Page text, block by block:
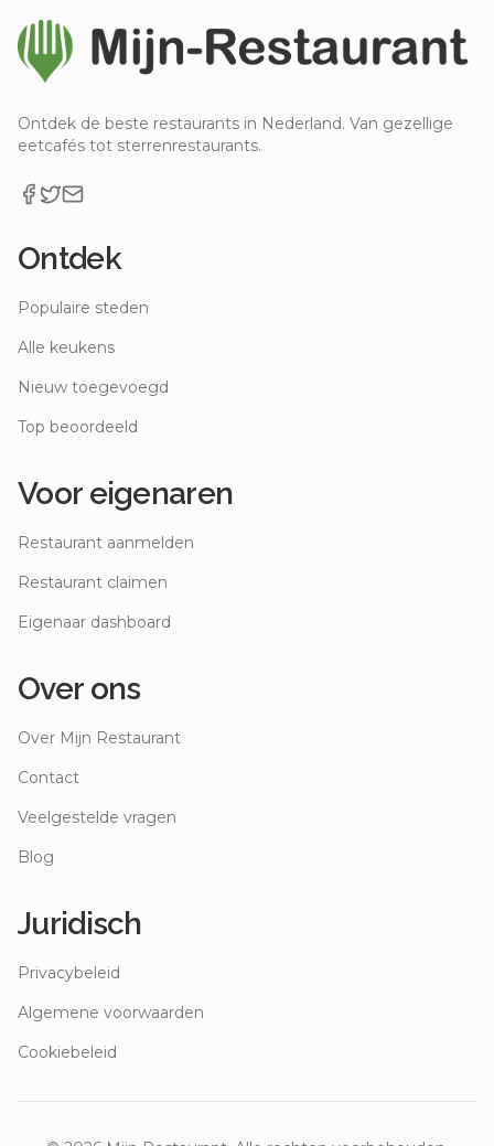
Ontdek de beste restaurants in Nederland. Van gezellige
eetcafés tot sterrenrestaurants.
Ontdek
Populaire steden
Alle keukens
Nieuw toegevoegd
Top beoordeeld
Voor eigenaren
Restaurant aanmelden
Restaurant claimen
Eigenaar dashboard
Over ons
Over Mijn Restaurant
Contact
Veelgestelde vragen
Blog
Juridisch
Privacybeleid
Algemene voorwaarden
Cookiebeleid